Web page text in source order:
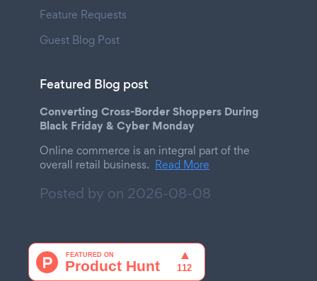
Feature Requests
Guest Blog Post
Featured Blog post
Converting Cross-Border Shoppers During
Black Friday & Cyber Monday
Online commerce is an integral part of the
overall retail business. Read More
Posted by on 2026-08-08